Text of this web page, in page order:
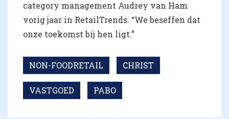
category management Audrey van Ham
vorig jaar in RetailTrends. “We beseffen dat
onze toekomst bij hen ligt.”
NON-FOODRETAIL CHRIST
VASTGOED PABO